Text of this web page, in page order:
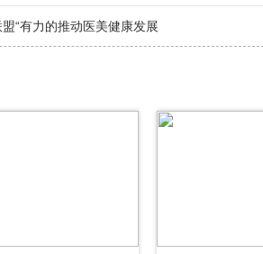
“有力的推动医美健康发展